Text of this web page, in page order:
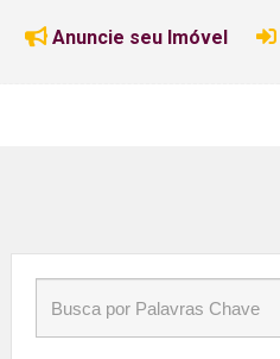
Anuncie seu Imóvel